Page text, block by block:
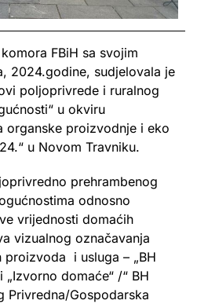
FBiH sa svojim
2024.godine, sudjelovala je
poljoprivrede i ruralnog
u okviru
organske proizvodnje i eko
u Novom Travniku.
prehrambenog
odnosno
vrijednosti domaćih
vizualnog označavanja
i usluga – „BH
„Izvorno domaće“ /“ BH
Privredna/Gospodarska